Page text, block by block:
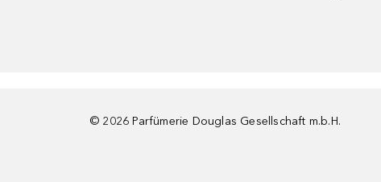
© 2026 Parfümerie Douglas Gesellschaft m.b.H.